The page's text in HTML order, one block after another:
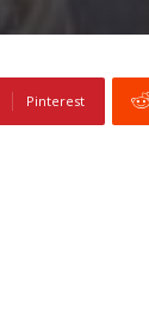
Pinterest